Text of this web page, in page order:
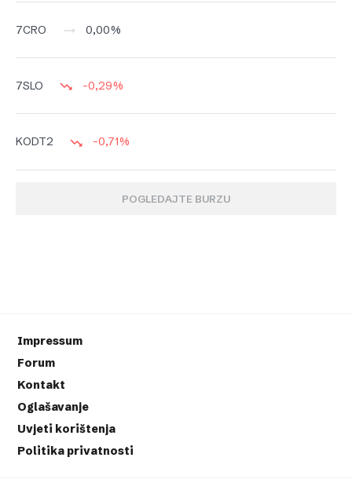
7CRO 0,00%
7SLO -0,29%
KODT2 -0,71%
POGLEDAJTE BURZU
Impressum
Forum
Kontakt
Oglašavanje
Uvjeti korištenja
Politika privatnosti